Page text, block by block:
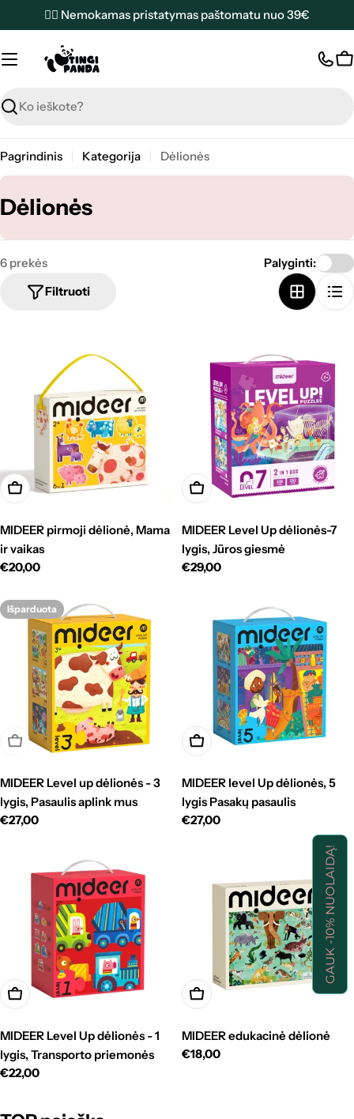
prie
✌🏼 Nemokamas pristatymas paštomatu nuo 39€
Paieška
Pagrindinis Kategorija Dėlionės
K
a
t
:
Dėlionės
6 prekės
Filtruoti
Palyginti:
Į krepšelį
MIDEER pirmoji dėlionė, Mama
ir vaikas
Standartinė
€20,00
Į krepšelį
MIDEER Level Up dėlionės-7
lygis, Jūros giesmė
Standartinė
€29,00
Išparduota
Išparduota
MIDEER Level up dėlionės - 3
lygis, Pasaulis aplink mus
Standartinė
€27,00
Į krepšelį
MIDEER level Up dėlionės, 5
lygis Pasakų pasaulis
Standartinė
€27,00
Į krepšelį
MIDEER Level Up dėlionės - 1
lygis, Transporto priemonės
Standartinė
€22,00
Pasirinkti
MIDEER edukacinė dėlionė
Standartinė
€18,00
GAUK -10% NUOLAIDĄ!